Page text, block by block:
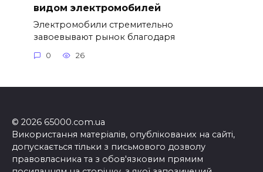
видом электромобилей
Электромобили стремительно
завоевывают рынок благодаря
0 26
© 2026 65000.com.ua
Використання матеріалів, опублікованих на сайті,
допускається тільки з письмового дозволу
правовласника та з обов'язковим прямим